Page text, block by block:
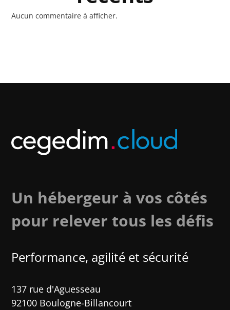
Aucun commentaire à afficher.
Un hébergeur à vos côtés
pour relever tous les défis
Performance, agilité et sécurité​
137 rue d'Aguesseau
92100 Boulogne-Billancourt